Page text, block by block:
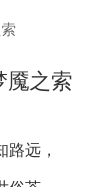
魇之索
远，